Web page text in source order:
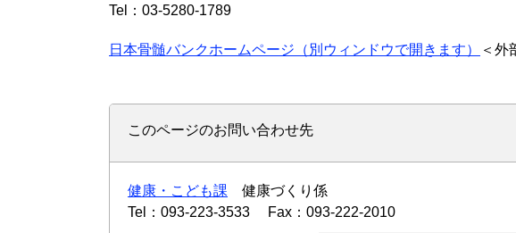
Tel：03-5280-1789
日本骨髄バンクホームページ（別ウィンドウで開きます） ＜外
このページのお問い合わせ先
健康・こども課
健康づくり係
Tel：093-223-3533
Fax：093-222-2010